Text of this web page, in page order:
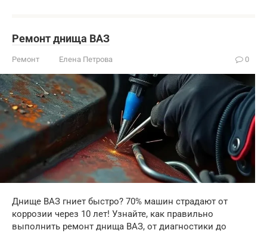
Ремонт днища ВАЗ
Ремонт Елена Петрова 0
Днище ВАЗ гниет быстро? 70% машин страдают от
коррозии через 10 лет! Узнайте, как правильно
выполнить ремонт днища ВАЗ, от диагностики до